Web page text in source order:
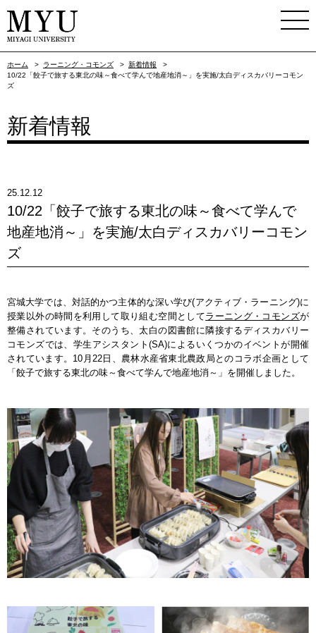
ホーム > ラーニング・コモンズ > 新着情報
>
10/22「餃子で旅する東北の味～食べて学んで地産地消～」を実施/太白ディスカバリーコモン
ズ
新着情報
25.12.12
10/22「餃子で旅する東北の味～食べて学んで
地産地消～」を実施/太白ディスカバリーコモン
ズ
宮城大学では、対話的かつ主体的な深い学び(アクティブ・ラーニング)に
授業以外の時間を利用して取り組む空間としてラーニング・コモンズが
整備されています。そのうち、太白の図書館に隣接するディスカバリー
コモンズでは、学生アシスタント(SA)によるいくつかのイベントが開催
されています。10月22日、農林水産省東北農政局とのコラボ企画として
「餃子で旅する東北の味～食べて学んで地産地消～」を開催しました。